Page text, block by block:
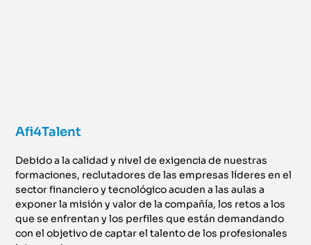
Afi4Talent
Debido a la calidad y nivel de exigencia de nuestras
formaciones, reclutadores de las empresas líderes en el
sector financiero y tecnológico acuden a las aulas a
exponer la misión y valor de la compañía, los retos a los
que se enfrentan y los perfiles que están demandando
con el objetivo de captar el talento de los profesionales